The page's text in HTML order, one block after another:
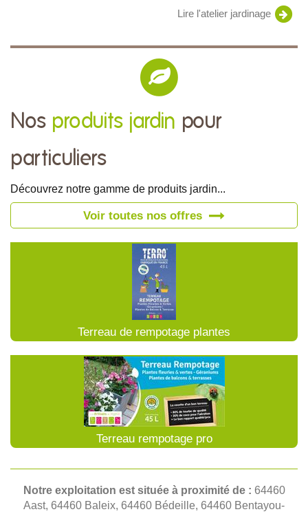
Lire l'atelier jardinage
Nos produits jardin pour
particuliers
Découvrez notre gamme de produits jardin...
Voir toutes nos offres
Terreau de rempotage plantes
Terreau rempotage pro
Notre exploitation est située à proximité de : 64460
Aast, 64460 Baleix, 64460 Bédeille, 64460 Bentayou-